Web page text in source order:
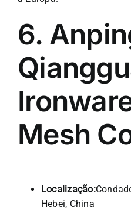
6.
Mesh
Localização:
Hebei, China